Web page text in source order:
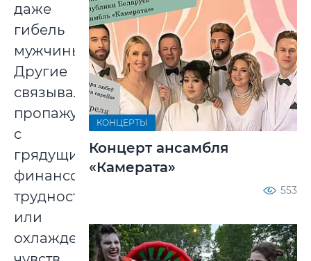
даже
гибель
мужчины.
Другие
связывали
пропажу
с
грядущими
финансовыми
трудностями
или
охлаждением
КОНЦЕРТЫ
Концерт ансамбля
«Камерата»
553